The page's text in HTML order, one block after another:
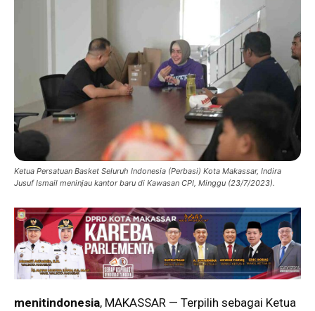
Ketua Persatuan Basket Seluruh Indonesia (Perbasi) Kota Makassar, Indira
Jusuf Ismail meninjau kantor baru di Kawasan CPI, Minggu (23/7/2023).
menitindonesia, MAKASSAR — Terpilih sebagai Ketua